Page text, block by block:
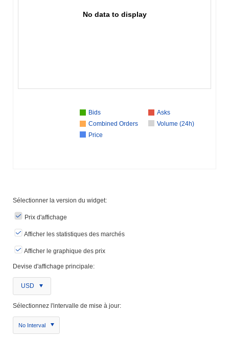
No data to display
Bids
Asks
Combined Orders
Volume (24h)
Price
Sélectionner la version du widget:
Prix ​​d'affichage
Afficher les statistiques des marchés
Afficher le graphique des prix
Devise d'affichage principale:
USD
Sélectionnez l'intervalle de mise à jour:
No Interval